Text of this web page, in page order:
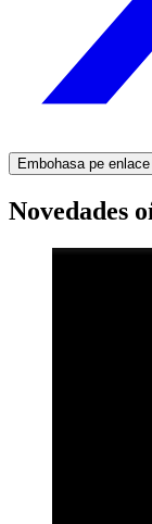
Embohasa pe enlace
Novedades